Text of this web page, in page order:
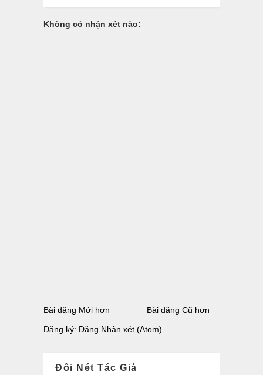
Không có nhận xét nào:
Bài đăng Mới hơn Bài đăng Cũ hơn
Đăng ký: Đăng Nhận xét (Atom)
Đôi Nét Tác Giả